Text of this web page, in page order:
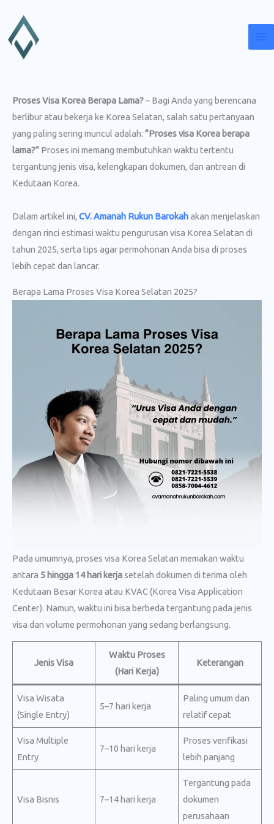
konten
Proses Visa Korea Berapa Lama?– Bagi Anda yang berencana
berlibur atau bekerja ke Korea Selatan, salah satu pertanyaan
yang paling sering muncul adalah: “Proses visa Korea berapa
lama?” Proses ini memang membutuhkan waktu tertentu
tergantung jenis visa, kelengkapan dokumen, dan antrean di
Kedutaan Korea.
Dalam artikel ini, CV. Amanah Rukun Barokahakan menjelaskan
dengan rinci estimasi waktu pengurusan visa Korea Selatan di
tahun 2025, serta tips agar permohonan Anda bisa di proses
lebih cepat dan lancar.
Berapa Lama Proses Visa Korea Selatan 2025?
Pada umumnya, proses visa Korea Selatan memakan waktu
antara 5 hingga 14 hari kerjasetelah dokumen di terima oleh
Kedutaan Besar Korea atau KVAC (Korea Visa Application
Center). Namun, waktu ini bisa berbeda tergantung pada jenis
visa dan volume permohonan yang sedang berlangsung.
Jenis Visa
Waktu Proses
(Hari Kerja)
Keterangan
Visa Wisata
(Single Entry)
5–7 hari kerja
Paling umum dan
relatif cepat
Visa Multiple
Entry
7–10 hari kerja
Proses verifikasi
lebih panjang
Visa Bisnis 7–14 hari kerja
Tergantung pada
dokumen
perusahaan